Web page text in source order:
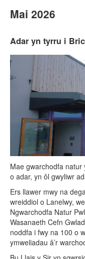
Mai 2026
Adar yn tyrru i
Mae gwarchodfa
o adar, yn ôl gwyliwr
Ers llawer mwy na
wreiddiol o Lanelwy,
Ngwarchodfa Natur
Wasanaeth Cefn
noddfa i fwy na 100 o
ymweliadau â’r